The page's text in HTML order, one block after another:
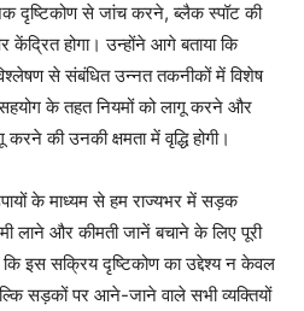
दृष्टिकोण से जांच करने, ब्लैक स्पॉट की
केंद्रित होगा। उन्होंने आगे बताया कि
से संबंधित उन्नत तकनीकों में विशेष
के तहत नियमों को लागू करने और
की उनकी क्षमता में वृद्धि होगी।
के माध्यम से हम राज्यभर में सड़क
लाने और कीमती जानें बचाने के लिए पूरी
इस सक्रिय दृष्टिकोण का उद्देश्य न केवल
सड़कों पर आने-जाने वाले सभी व्यक्तियों